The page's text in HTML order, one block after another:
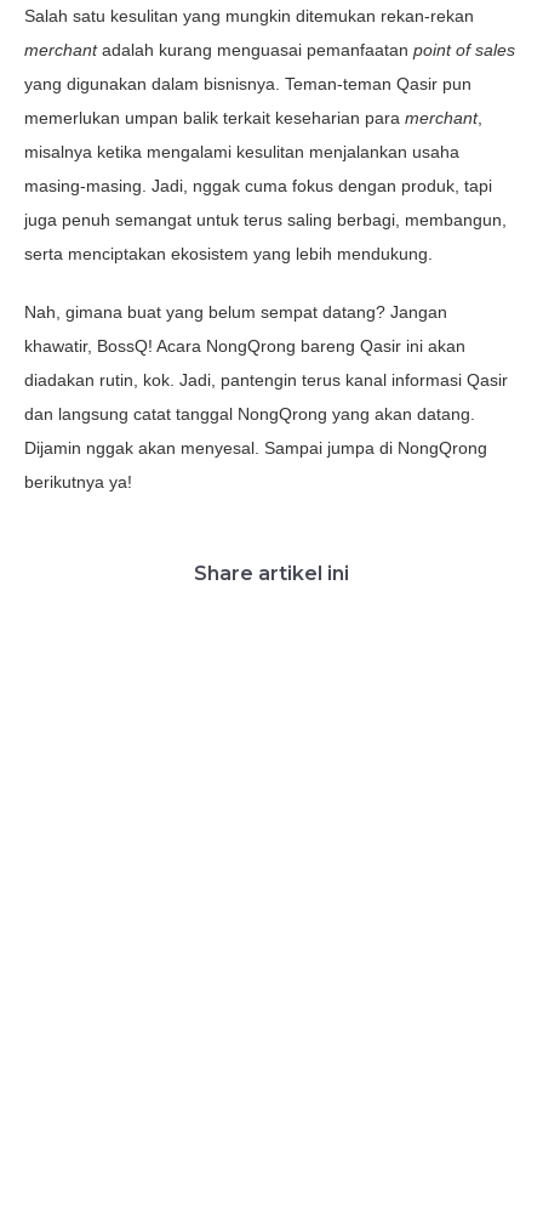
Salah satu kesulitan yang mungkin ditemukan rekan-rekan
merchantadalah kurang menguasai pemanfaatan point of sales
yang digunakan dalam bisnisnya. Teman-teman Qasir pun
memerlukan umpan balik terkait keseharian para merchant,
misalnya ketika mengalami kesulitan menjalankan usaha
masing-masing. Jadi, nggak cuma fokus dengan produk, tapi
juga penuh semangat untuk terus saling berbagi, membangun,
serta menciptakan ekosistem yang lebih mendukung.
Nah, gimana buat yang belum sempat datang? Jangan
khawatir, BossQ! Acara NongQrong bareng Qasir ini akan
diadakan rutin, kok. Jadi, pantengin terus kanal informasi Qasir
dan langsung catat tanggal NongQrong yang akan datang.
Dijamin nggak akan menyesal. Sampai jumpa di NongQrong
berikutnya ya!
Share artikel ini